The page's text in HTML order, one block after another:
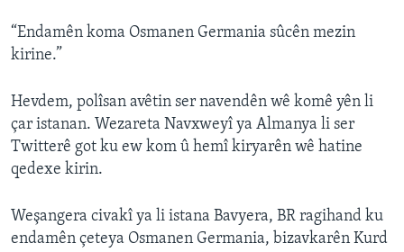
Zimanên Din
“Endamên koma Osmanen Germania sûcên mezin
kirine.”
Hevdem, polîsan avêtin ser navendên wê komê yên li
çar istanan. Wezareta Navxweyî ya Almanya li ser
Twitterê got ku ew kom û hemî kiryarên wê hatine
qedexe kirin.
Weşangera civakî ya li istana Bavyera, BR ragihand ku
endamên çeteya Osmanen Germania, bizavkarên Kurd